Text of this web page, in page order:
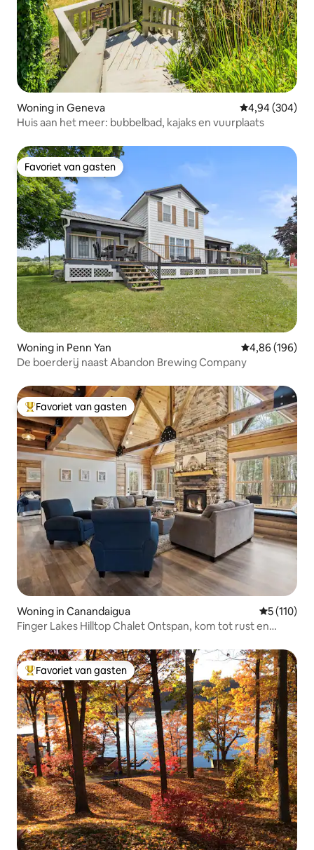
Woning in Geneva Gemiddelde
4,94 (304)
Huis aan het meer: bubbelbad, kajaks en vuurplaats
Favoriet van gasten
Favoriet van gasten
Woning in Penn Yan Gemiddelde
4,86 (196)
De boerderij naast Abandon Brewing Company
Topfavoriet van gasten
Favoriet van gasten
Woning in Canandaigua
5 (110)
Finger Lakes Hilltop Chalet Ontspan, kom tot rust en
Topfavoriet van gasten
Favoriet van gasten